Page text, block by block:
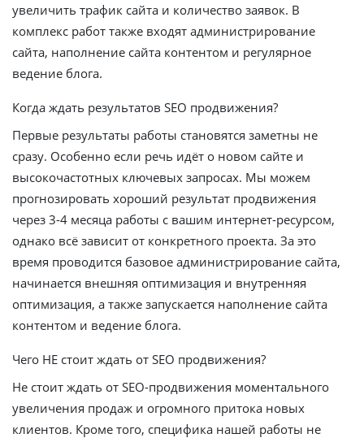
увеличить трафик сайта и количество заявок. В
комплекс работ также входят администрирование
сайта, наполнение сайта контентом и регулярное
ведение блога.
Когда ждать результатов SEO продвижения?
Первые результаты работы становятся заметны не
сразу. Особенно если речь идёт о новом сайте и
высокочастотных ключевых запросах. Мы можем
прогнозировать хороший результат продвижения
через 3-4 месяца работы с вашим интернет-ресурсом,
однако всё зависит от конкретного проекта. За это
время проводится базовое администрирование сайта,
начинается внешняя оптимизация и внутренняя
оптимизация, а также запускается наполнение сайта
контентом и ведение блога.
Чего НЕ стоит ждать от SEO продвижения?
Не стоит ждать от SEO-продвижения моментального
увеличения продаж и огромного притока новых
клиентов. Кроме того, специфика нашей работы не